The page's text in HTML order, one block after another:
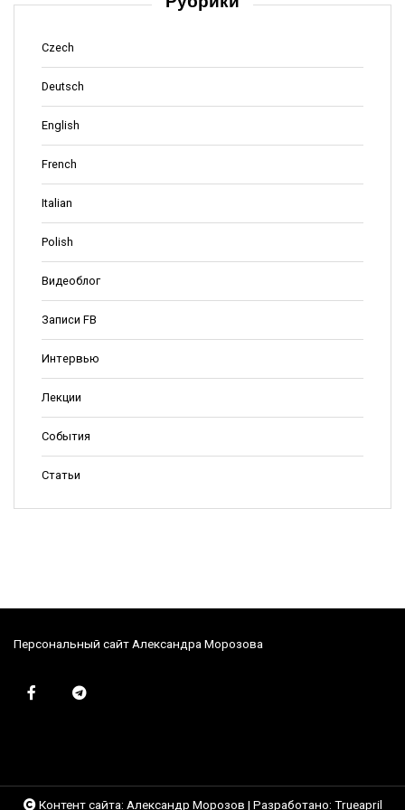
Czech
Deutsch
English
French
Italian
Polish
Видеоблог
Записи FB
Интервью
Лекции
События
Статьи
Персональный сайт Александра Морозова
Контент сайта: Александр Морозов | Разработано: Trueapril